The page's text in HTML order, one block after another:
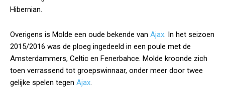
Hibernian.
Overigens is Molde een oude bekende van Ajax. In het seizoen
2015/2016 was de ploeg ingedeeld in een poule met de
Amsterdammers, Celtic en Fenerbahce. Molde kroonde zich
toen verrassend tot groepswinnaar, onder meer door twee
gelijke spelen tegen Ajax.